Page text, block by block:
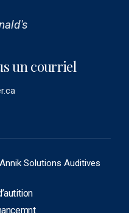
un courriel
Solutions Auditives